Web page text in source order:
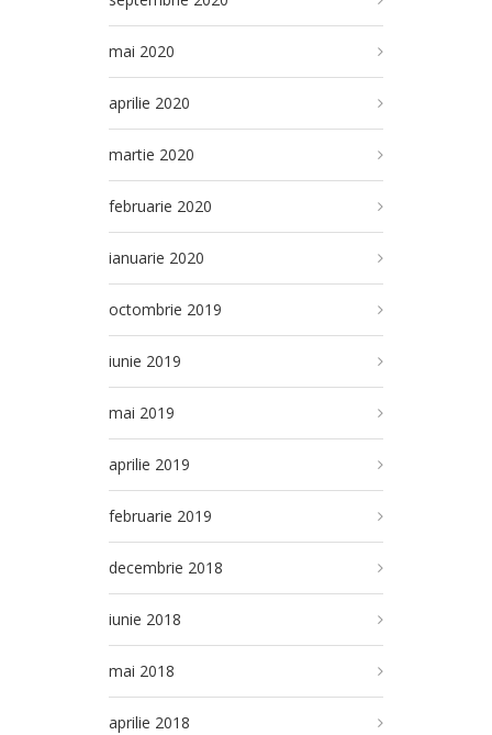
mai 2020
aprilie 2020
martie 2020
februarie 2020
ianuarie 2020
octombrie 2019
iunie 2019
mai 2019
aprilie 2019
februarie 2019
decembrie 2018
iunie 2018
mai 2018
aprilie 2018